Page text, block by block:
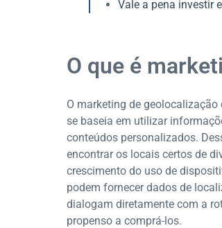
Vale a pena investir
O que é
O marketing de
se baseia em utilizar
conteúdos personalizados.
encontrar os locais certos de
crescimento do uso de
podem fornecer dados de
dialogam diretamente com a
propenso a comprá-los.